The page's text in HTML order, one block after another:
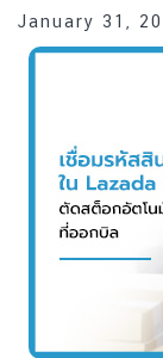
January 31,